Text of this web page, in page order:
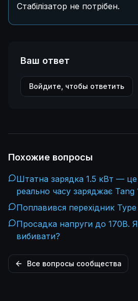
Стабілізатор не потрібен.
Ваш ответ
Войдите, чтобы ответить
Похожие вопросы
Штатна зарядка 1.5 кВт — це
реально часу заряджає Tang
Поплавився перехідник
Просадка напруги до 170В.
вибивати?
Все вопросы сообщества